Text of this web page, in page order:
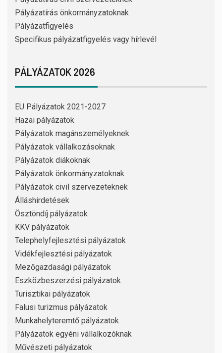
Pályázatírás önkormányzatoknak
Pályázatfigyelés
Specifikus pályázatfigyelés vagy hírlevél
PÁLYÁZATOK 2026
EU Pályázatok 2021-2027
Hazai pályázatok
Pályázatok magánszemélyeknek
Pályázatok vállalkozásoknak
Pályázatok diákoknak
Pályázatok önkormányzatoknak
Pályázatok civil szervezeteknek
Álláshirdetések
Ösztöndíj pályázatok
KKV pályázatok
Telephelyfejlesztési pályázatok
Vidékfejlesztési pályázatok
Mezőgazdasági pályázatok
Eszközbeszerzési pályázatok
Turisztikai pályázatok
Falusi turizmus pályázatok
Munkahelyteremtő pályázatok
Pályázatok egyéni vállalkozóknak
Művészeti pályázatok